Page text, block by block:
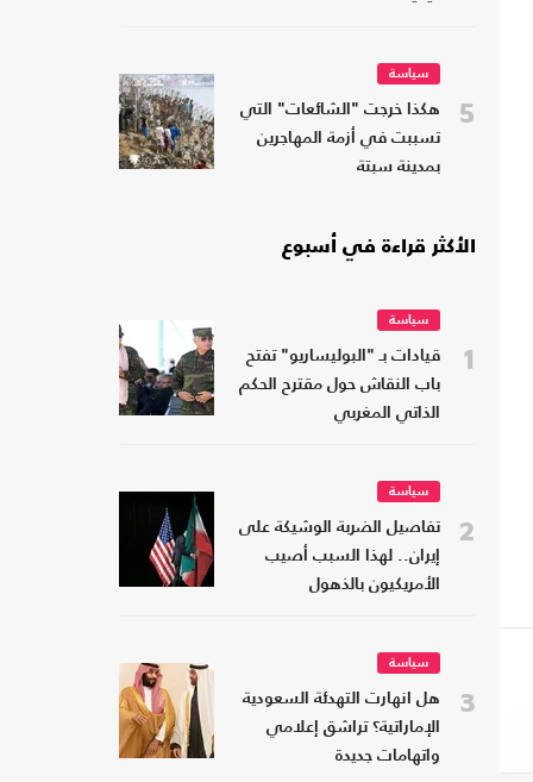
5
سياسة
هكذا خرجت "الشائعات" التي
تسببت في أزمة المهاجرين
بمدينة سبتة
الأكثر قراءة في أسبوع
1
سياسة
قيادات بـ "البوليساريو" تفتح
باب النقاش حول مقترح الحكم
الذاتي المغربي
2
سياسة
تفاصيل الضربة الوشيكة على
إيران.. لهذا السبب أصيب
الأمريكيون بالذهول
3
سياسة
هل انهارت التهدئة السعودية
الإماراتية؟ تراشق إعلامي
واتهامات جديدة